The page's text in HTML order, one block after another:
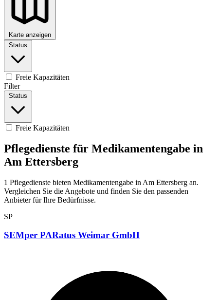
Karte anzeigen
Status
Freie Kapazitäten
Filter
Status
Freie Kapazitäten
Pflegedienste für Medikamentengabe in
Am Ettersberg
1 Pflegedienste bieten Medikamentengabe in Am Ettersberg an.
Vergleichen Sie die Angebote und finden Sie den passenden
Anbieter für Ihre Bedürfnisse.
SP
SEMper PARatus Weimar GmbH